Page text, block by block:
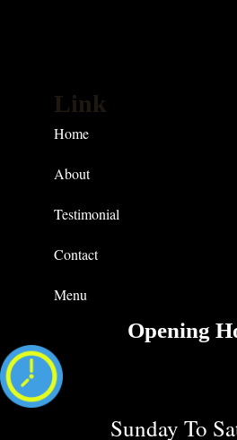
Link
Home
About
Testimonial
Contact
Menu
Opening
Sunday To